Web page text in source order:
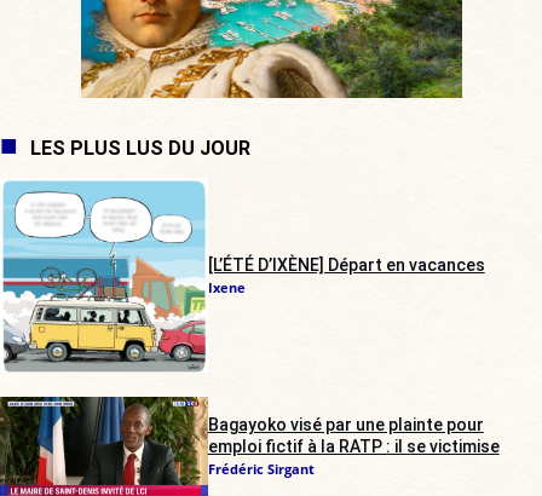
LES PLUS LUS DU JOUR
[L’ÉTÉ D’IXÈNE] Départ en vacances
Ixene
Bagayoko visé par une plainte pour
emploi fictif à la RATP : il se victimise
Frédéric Sirgant